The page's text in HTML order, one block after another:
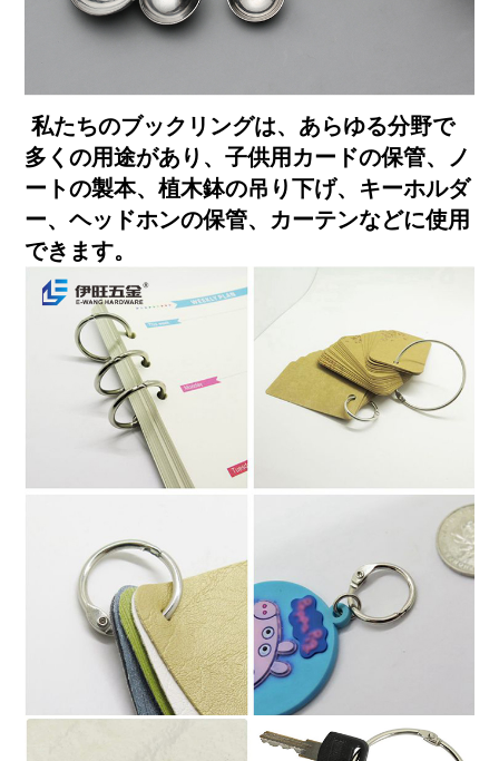
私たちのブックリングは、あらゆる分野で
多くの用途があり、子供用カードの保管、ノ
ートの製本、植木鉢の吊り下げ、キーホルダ
ー、ヘッドホンの保管、カーテンなどに使用
できます。